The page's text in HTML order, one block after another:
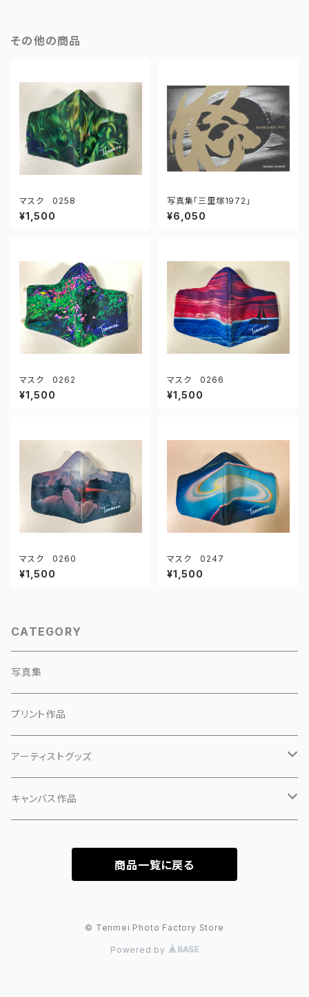
その他の商品
マスク 0258
¥1,500
写真集「三里塚1972」
¥6,050
マスク 0262
¥1,500
マスク 0266
¥1,500
マスク 0260
¥1,500
マスク 0247
¥1,500
CATEGORY
写真集
プリント作品
アーティストグッズ
小物
キャンバス作品
商品一覧に戻る
© Tenmei Photo Factory Store
Powered by